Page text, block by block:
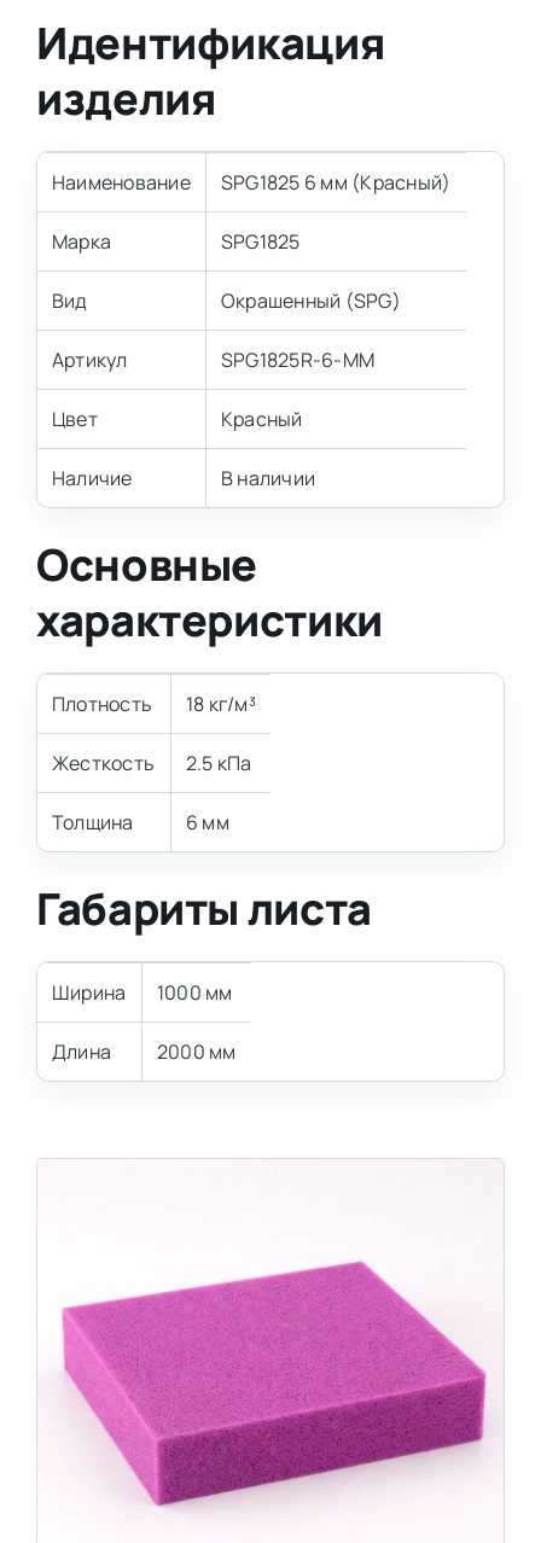
Идентификация
изделия
Наименование SPG1825 6 мм (Красный)
Марка SPG1825
Вид Окрашенный (SPG)
Артикул SPG1825R-6-MM
Цвет Красный
Наличие В наличии
Основные
характеристики
Плотность 18 кг/м³
Жесткость 2.5 кПа
Толщина 6 мм
Габариты листа
Ширина 1000 мм
Длина 2000 мм